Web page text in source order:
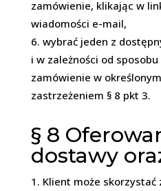
zamówienie, klikając w
wiadomości e-mail,
wybrać jeden z
i w zależności od sposobu
zamówienie w
zastrzeżeniem § 8 pkt 3.
§ 8
dostawy
1. Klient może